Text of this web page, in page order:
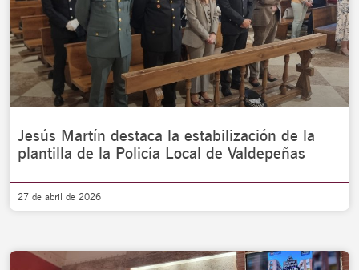
Jesús Martín destaca la estabilización de la
plantilla de la Policía Local de Valdepeñas
27 de abril de 2026